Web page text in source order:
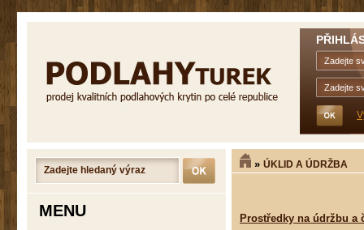
» ÚKLID A ÚDRŽBA
Prostředky na údržbu a
MENU